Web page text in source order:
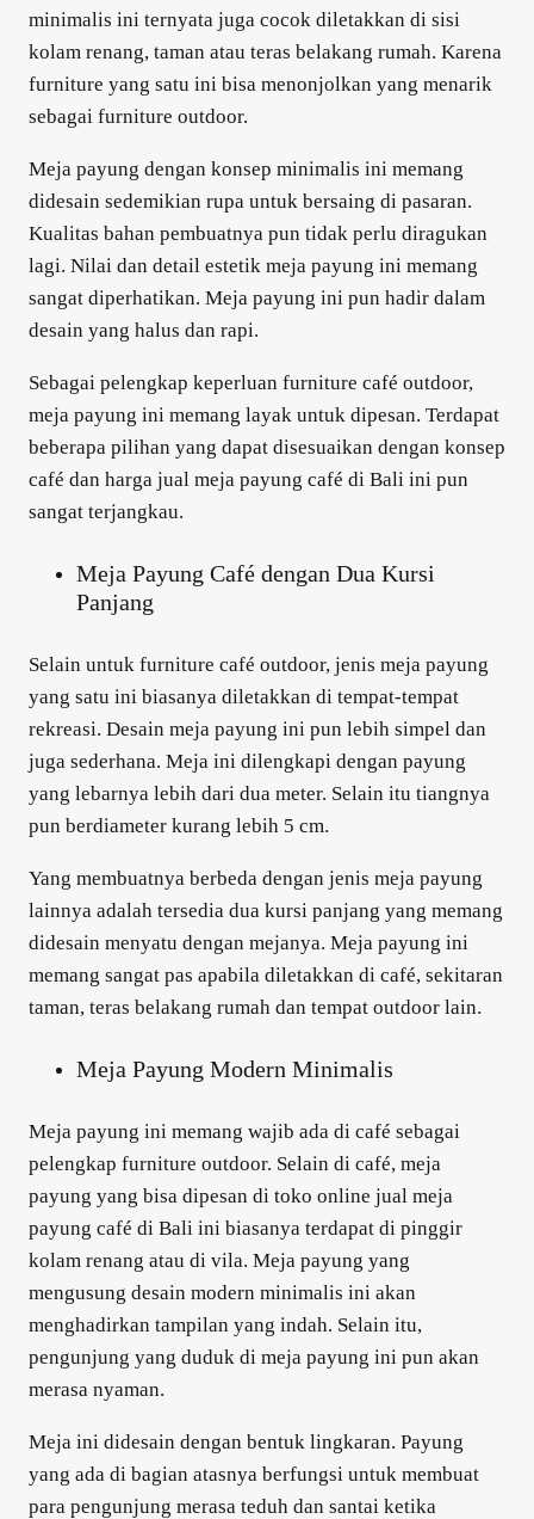
minimalis ini ternyata juga cocok diletakkan di sisi
kolam renang, taman atau teras belakang rumah. Karena
furniture yang satu ini bisa menonjolkan yang menarik
sebagai furniture outdoor.
Meja payung dengan konsep minimalis ini memang
didesain sedemikian rupa untuk bersaing di pasaran.
Kualitas bahan pembuatnya pun tidak perlu diragukan
lagi. Nilai dan detail estetik meja payung ini memang
sangat diperhatikan. Meja payung ini pun hadir dalam
desain yang halus dan rapi.
Sebagai pelengkap keperluan furniture café outdoor,
meja payung ini memang layak untuk dipesan. Terdapat
beberapa pilihan yang dapat disesuaikan dengan konsep
café dan harga jual meja payung café di Bali ini pun
sangat terjangkau.
Meja Payung Café dengan Dua Kursi
Panjang
Selain untuk furniture café outdoor, jenis meja payung
yang satu ini biasanya diletakkan di tempat-tempat
rekreasi. Desain meja payung ini pun lebih simpel dan
juga sederhana. Meja ini dilengkapi dengan payung
yang lebarnya lebih dari dua meter. Selain itu tiangnya
pun berdiameter kurang lebih 5 cm.
Yang membuatnya berbeda dengan jenis meja payung
lainnya adalah tersedia dua kursi panjang yang memang
didesain menyatu dengan mejanya. Meja payung ini
memang sangat pas apabila diletakkan di café, sekitaran
taman, teras belakang rumah dan tempat outdoor lain.
Meja Payung Modern Minimalis
Meja payung ini memang wajib ada di café sebagai
pelengkap furniture outdoor. Selain di café, meja
payung yang bisa dipesan di toko online jual meja
payung café di Bali ini biasanya terdapat di pinggir
kolam renang atau di vila. Meja payung yang
mengusung desain modern minimalis ini akan
menghadirkan tampilan yang indah. Selain itu,
pengunjung yang duduk di meja payung ini pun akan
merasa nyaman.
Meja ini didesain dengan bentuk lingkaran. Payung
yang ada di bagian atasnya berfungsi untuk membuat
para pengunjung merasa teduh dan santai ketika